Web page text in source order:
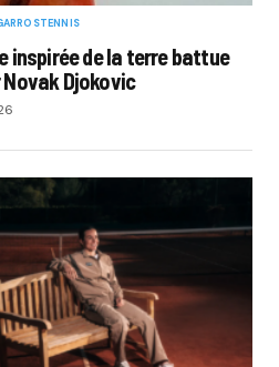
TENNIS
inspirée de la terre battue
Djokovic